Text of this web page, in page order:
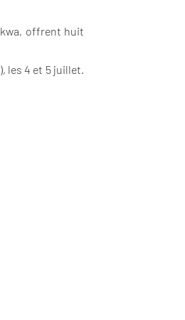
offrent huit
les 4 et 5 juillet.